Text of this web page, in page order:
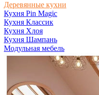
Деревянные кухни
Кухня Pin Magic
Кухня Классик
Кухня Хлоя
Кухня Шампань
Модульная мебель